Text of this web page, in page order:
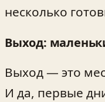
несколько
Выход:
Выход — это
И да, первые